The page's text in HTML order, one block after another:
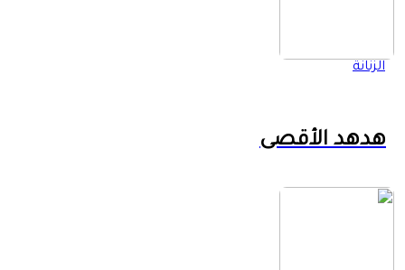
الزنانة
هدهد الأقصى